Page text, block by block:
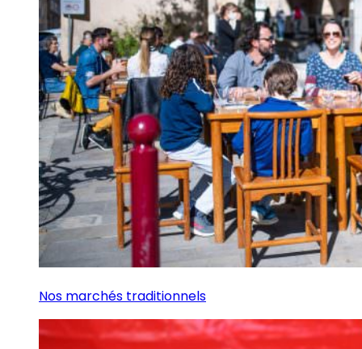
Nos marchés traditionnels